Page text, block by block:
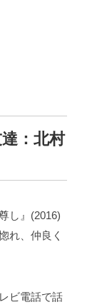
：北村
し』(2016)
れ、仲良く
ビ電話で話